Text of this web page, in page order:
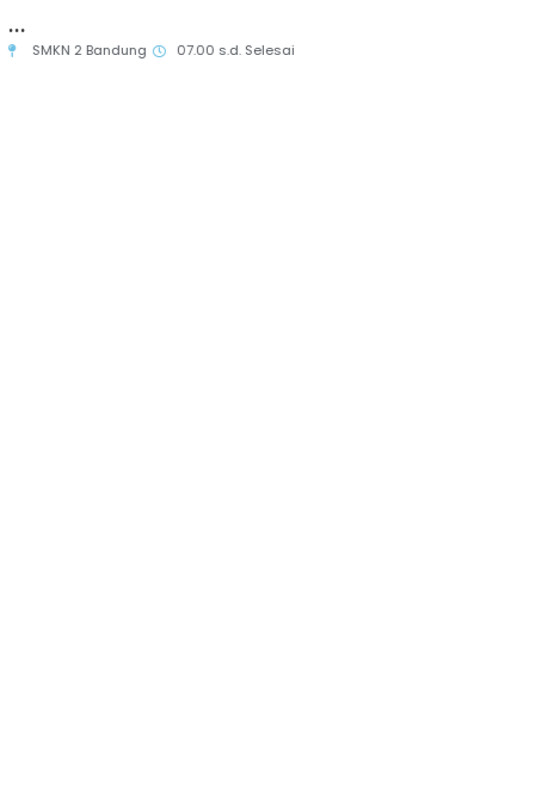
SMK Negeri 2 Bandung 08.00 s.d. Selesai